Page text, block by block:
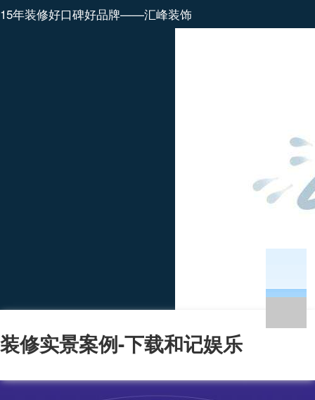
15年装修好口碑好品牌——汇峰装饰
装修实景案例-下载和记娱乐